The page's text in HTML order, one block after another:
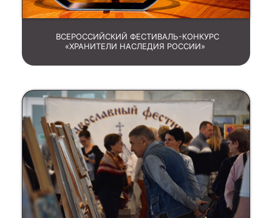
ВСЕРОССИЙСКИЙ ФЕСТИВАЛЬ-КОНКУРС
«ХРАНИТЕЛИ НАСЛЕДИЯ РОССИИ»